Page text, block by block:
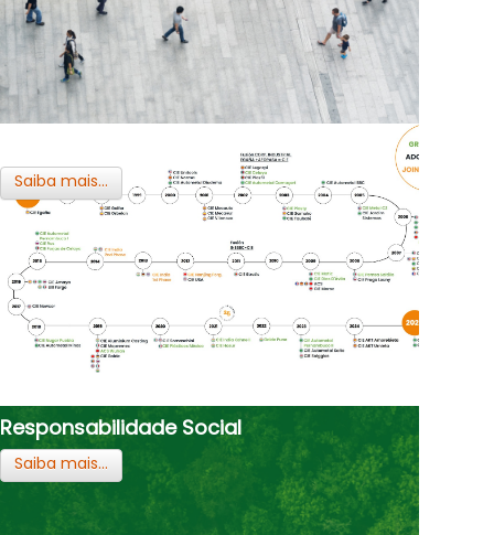
Saiba mais...
Responsabilidade Social
Saiba mais...